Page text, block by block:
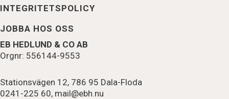
INTEGRITETSPOLICY
JOBBA HOS OSS
EB HEDLUND & CO AB
Orgnr: 556144-9553
Stationsvägen 12, 786 95 Dala-Floda
0241-225 60, mail@ebh.nu